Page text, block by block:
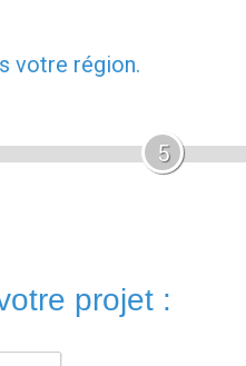
votre région.
5
projet :